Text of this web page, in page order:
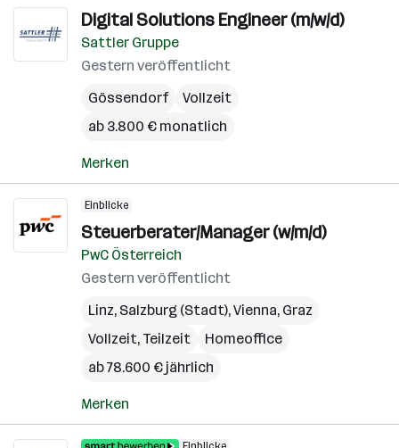
Digital Solutions Engineer (m/w/d)
Sattler Gruppe
Gestern veröffentlicht
Gössendorf
Vollzeit
ab 3.800 € monatlich
Merken
Einblicke
Steuerberater/Manager (w/m/d)
PwC Österreich
Gestern veröffentlicht
Linz, Salzburg (Stadt),Vienna, Graz
Vollzeit, Teilzeit
Homeoffice
ab 78.600 € jährlich
Merken